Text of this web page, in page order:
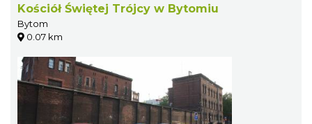
Kościół Świętej Trójcy w Bytomiu
Bytom
0.07 km